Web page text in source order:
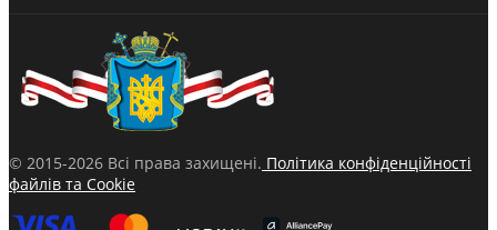
© 2015-2026 Всі права захищені. Політика конфіденційності
файлів та Cookie